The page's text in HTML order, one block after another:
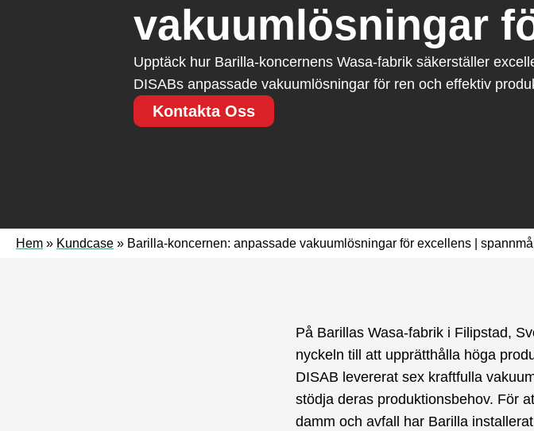
vakuumlösningar
Upptäck hur Barilla-koncernens Wasa-fabrik säkerställer
DISABs anpassade vakuumlösningar för ren och effektiv
Kontakta Oss
Hem » Kundcase » Barilla-koncernen: anpassade vakuumlösningar för excellens | spannmål
På Barillas Wasa-fabrik i Filipstad,
nyckeln till att upprätthålla höga
DISAB levererat sex kraftfulla
stödja deras produktionsbehov. För
damm och avfall har Barilla